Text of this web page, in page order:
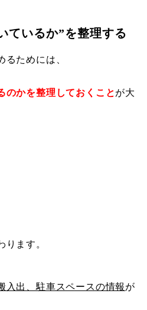
ているか”を整理する
るためには、
のかを整理しておくことが大
ります。
入出、駐車スペースの情報 が